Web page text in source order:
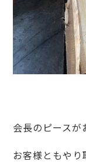
会長のピースが
お客様ともやり